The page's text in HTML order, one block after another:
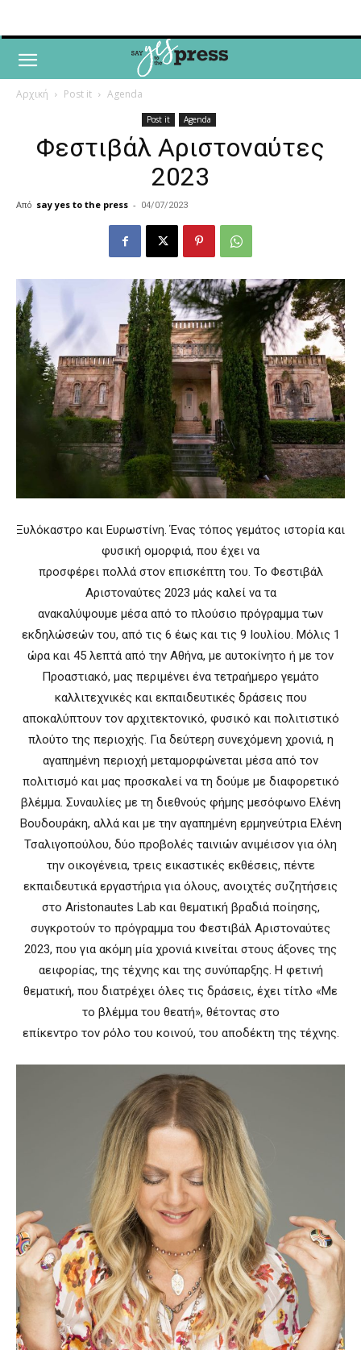
Αρχική Post it Agenda
Post it Agenda
Φεστιβάλ Αριστοναύτες
2023
Από say yes to the press - 04/07/2023
Ξυλόκαστρο και Ευρωστίνη. Ένας τόπος γεμάτος ιστορία και
φυσική ομορφιά, που έχει να
προσφέρει πολλά στον επισκέπτη του. Το Φεστιβάλ
Αριστοναύτες 2023 μάς καλεί να τα
ανακαλύψουμε μέσα από το πλούσιο πρόγραμμα των
εκδηλώσεών του, από τις 6 έως και τις 9 Ιουλίου. Μόλις 1
ώρα και 45 λεπτά από την Αθήνα, με αυτοκίνητο ή με τον
Προαστιακό, μας περιμένει ένα τετραήμερο γεμάτο
καλλιτεχνικές και εκπαιδευτικές δράσεις που
αποκαλύπτουν τον αρχιτεκτονικό, φυσικό και πολιτιστικό
πλούτο της περιοχής. Για δεύτερη συνεχόμενη χρονιά, η
αγαπημένη περιοχή μεταμορφώνεται μέσα από τον
πολιτισμό και μας προσκαλεί να τη δούμε με διαφορετικό
βλέμμα. Συναυλίες με τη διεθνούς φήμης μεσόφωνο Ελένη
Βουδουράκη, αλλά και με την αγαπημένη ερμηνεύτρια Ελένη
Τσαλιγοπούλου, δύο προβολές ταινιών ανιμέισον για όλη
την οικογένεια, τρεις εικαστικές εκθέσεις, πέντε
εκπαιδευτικά εργαστήρια για όλους, ανοιχτές συζητήσεις
στο Aristonautes Lab και θεματική βραδιά ποίησης,
συγκροτούν το πρόγραμμα του Φεστιβάλ Αριστοναύτες
2023, που για ακόμη μία χρονιά κινείται στους άξονες της
αειφορίας, της τέχνης και της συνύπαρξης. Η φετινή
θεματική, που διατρέχει όλες τις δράσεις, έχει τίτλο «Με
το βλέμμα του θεατή», θέτοντας στο
επίκεντρο τον ρόλο του κοινού, του αποδέκτη της τέχνης.